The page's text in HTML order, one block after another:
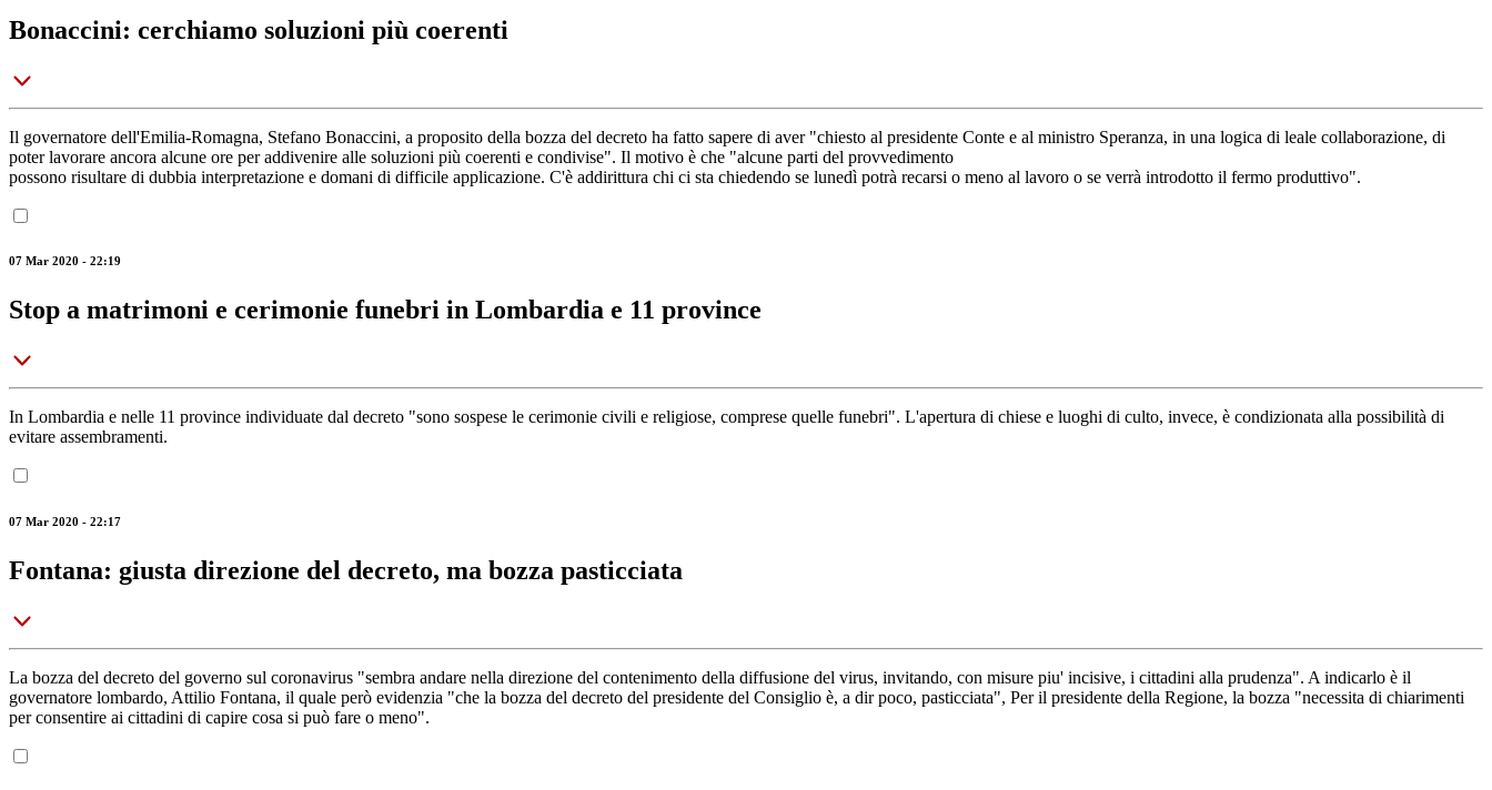
Bonaccini: cerchiamo soluzioni più coerenti
Il governatore dell'Emilia-Romagna, Stefano Bonaccini, a proposito della bozza del decreto ha fatto sapere di aver "chiesto al presidente Conte e al ministro Speranza, in una logica di leale collaborazione, di
poter lavorare ancora alcune ore per addivenire alle soluzioni più coerenti e condivise". Il motivo è che "alcune parti del provvedimento
possono risultare di dubbia interpretazione e domani di difficile applicazione. C'è addirittura chi ci sta chiedendo se lunedì potrà recarsi o meno al lavoro o se verrà introdotto il fermo produttivo".
07 Mar 2020 - 22:19
Stop a matrimoni e cerimonie funebri in Lombardia e 11 province
In Lombardia e nelle 11 province individuate dal decreto "sono sospese le cerimonie civili e religiose, comprese quelle funebri". L'apertura di chiese e luoghi di culto, invece, è condizionata alla possibilità di
evitare assembramenti.
07 Mar 2020 - 22:17
Fontana: giusta direzione del decreto, ma bozza pasticciata
La bozza del decreto del governo sul coronavirus "sembra andare nella direzione del contenimento della diffusione del virus, invitando, con misure piu' incisive, i cittadini alla prudenza". A indicarlo è il
governatore lombardo, Attilio Fontana, il quale però evidenzia "che la bozza del decreto del presidente del Consiglio è, a dir poco, pasticciata", Per il presidente della Regione, la bozza "necessita di chiarimenti
per consentire ai cittadini di capire cosa si può fare o meno".